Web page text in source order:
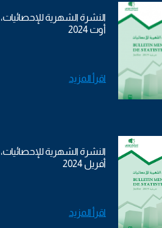
النشرة الشهرية للإحصائيات،
أوت 2024
اقرأ المزيد
النشرة الشهرية للإحصائيات،
أفريل 2024
اقرأ المزيد